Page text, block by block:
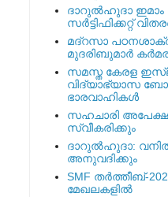
ദാറുല്‍ഹുദാ
സര്‍ട്ടിഫിക്കറ്റ്
മദ്‌റസാ
മുദരിബുമാര്‍
സമസ്ത കേരള
വിദ്യാഭ്യാസ
ഭാരവാഹികള്‍
സഹചാരി
സ്വീകരിക്കും
ദാറുല്‍ഹുദാ:
അനുവദിക്കും
SMF തര്‍ത്തീബ്-
മേഖലകളില്‍